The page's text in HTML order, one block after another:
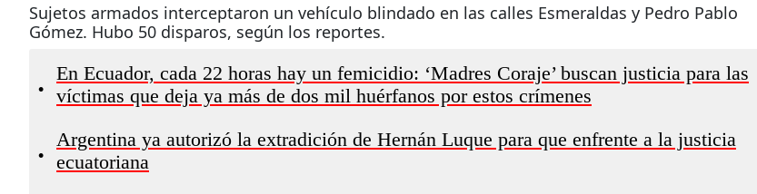
Sujetos armados interceptaron un vehículo blindado en las calles Esmeraldas y Pedro Pablo
Gómez. Hubo 50 disparos, según los reportes.​​​​​​
•
En Ecuador, cada 22 horas hay un femicidio: ‘Madres Coraje’ buscan justicia para las
víctimas que deja ya más de dos mil huérfanos por estos crímenes
•
Argentina ya autorizó la extradición de Hernán Luque para que enfrente a la justicia
ecuatoriana